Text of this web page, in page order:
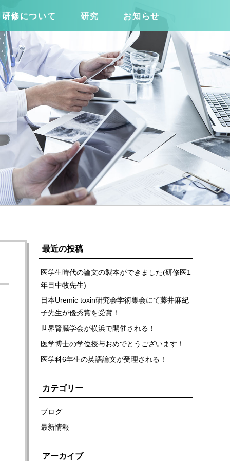
研修について 研究 お知らせ
最近の投稿
医学生時代の論文の製本ができました(研修医1
年目中牧先生)
日本Uremic toxin研究会学術集会にて藤井麻紀
子先生が優秀賞を受賞！
世界腎臓学会が横浜で開催される！
医学博士の学位授与おめでとうございます！
医学科6年生の英語論文が受理される！
カテゴリー
ブログ
最新情報
アーカイブ